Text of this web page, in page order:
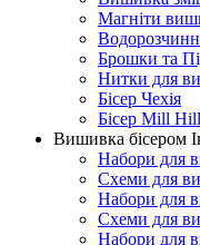
Магніти
Брошки та
Нитки для
Бісер Чехія
Бісер Mill Hill
Вишивка бісером
Набори для
Схеми для
Набори для
Схеми для
Набори для